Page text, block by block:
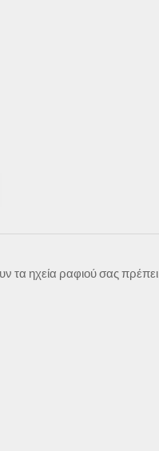
ηχεία ραφιού σας πρέπει